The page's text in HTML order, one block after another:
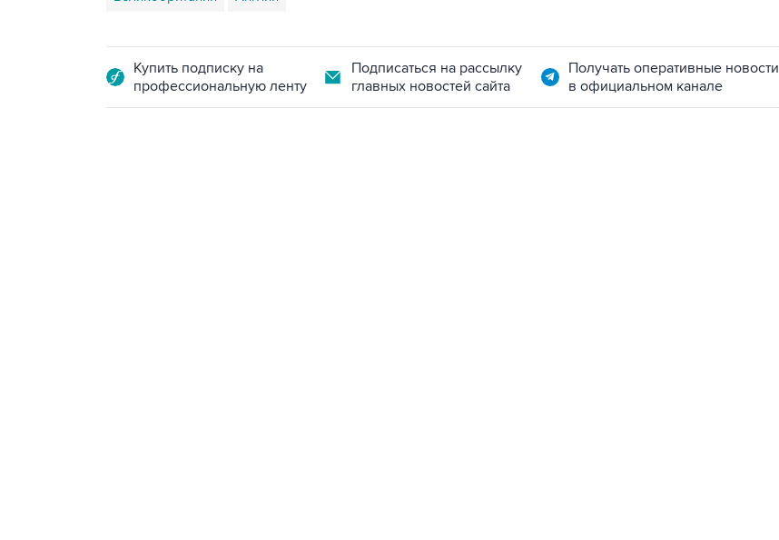
Купить подписку на
профессиональную ленту
Подписаться на рассылку
главных новостей сайта
Получать оперативные новости
в официальном канале